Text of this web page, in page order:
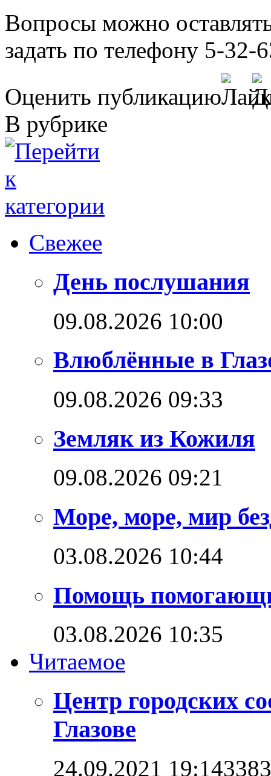
Вопросы можно
задать по телефону 5-32-
Оценить публикацию
В рубрике
Свежее
День послушания
09.08.2026 10:00
Влюблённые в
09.08.2026 09:33
Земляк из Кожиля
09.08.2026 09:21
Море, море, мир
03.08.2026 10:44
Помощь
03.08.2026 10:35
Читаемое
Центр городских
Глазове
24.09.2021 19:14